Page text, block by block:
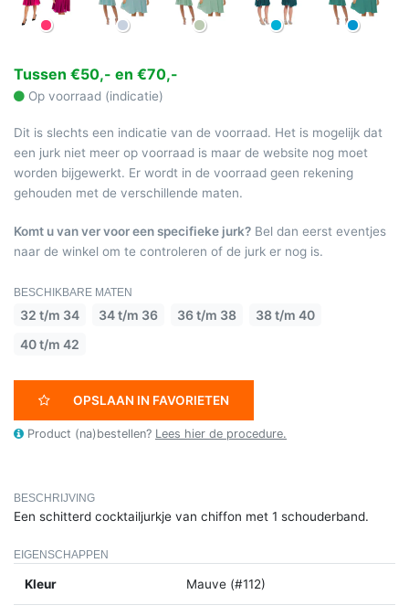
Tussen €50,- en €70,-
Op voorraad (indicatie)
Dit is slechts een indicatie van de voorraad. Het is mogelijk dat
een jurk niet meer op voorraad is maar de website nog moet
worden bijgewerkt. Er wordt in de voorraad geen rekening
gehouden met de verschillende maten.
Komt u van ver voor een specifieke jurk? Bel dan eerst eventjes
naar de winkel om te controleren of de jurk er nog is.
BESCHIKBARE MATEN
32 t/m 34 34 t/m 36 36 t/m 38
38 t/m 40
40 t/m 42
OPSLAAN IN FAVORIETEN
Product (na)bestellen? Lees hier de procedure.
BESCHRIJVING
Een schitterd cocktailjurkje van chiffon met 1 schouderband.
EIGENSCHAPPEN
Kleur Mauve (#112)